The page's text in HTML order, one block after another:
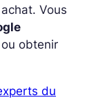
Vous
obtenir
du